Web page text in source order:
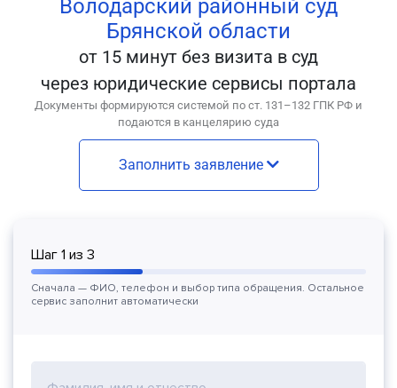
Володарский районный суд
Брянской области
от 15 минут без визита в суд
через юридические сервисы портала
Документы формируются системой по ст. 131–132 ГПК РФ и
подаются в канцелярию суда
Заполнить заявление
Шаг 1 из 3
Сначала — ФИО, телефон и выбор типа обращения. Остальное
сервис заполнит автоматически